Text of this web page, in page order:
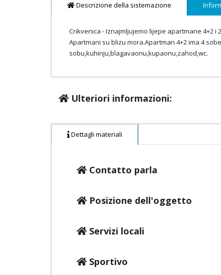
Descrizione della sistemazione
Crikvenica - Iznajmljujemo lijepe apartmane 4+2
Apartmani su blizu mora.Apartman 4+2 ima 4
sobu,kuhinju,blagavaonu,kupaonu,zahod,wc.
Ulteriori informazioni:
Dettagli materiali
Contatto parla
Posizione dell'oggetto
Servizi locali
Sportivo